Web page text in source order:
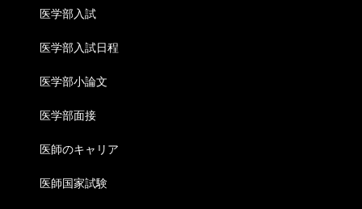
医学部入試
医学部入試日程
医学部小論文
医学部面接
医師のキャリア
医師国家試験